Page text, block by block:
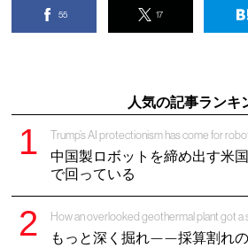
55 17
人気の記事ランキ
Trump’s AI protectionism has come for
中国製ロボットを締め出す米
で回っている
How an overlooked geothermal plant got a
もっと深く掘れ——採算割れ